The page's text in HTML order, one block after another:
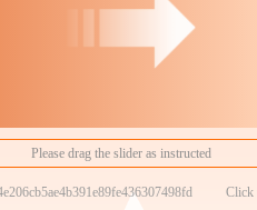
6.56
48h揽收率
100.00%